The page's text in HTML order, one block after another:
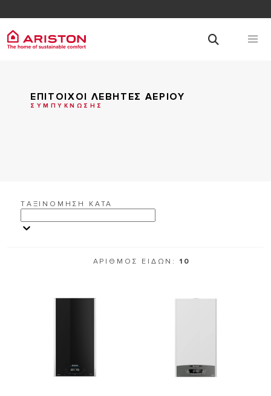
ΕΠΙΤΟΙΧΟΙ ΛΕΒΗΤΕΣ ΑΕΡΙΟΥ
ΣΥΜΠΥΚΝΩΣΗΣ
TΑΞΙΝΟΜΗΣΗ ΚΑΤΑ
ΑΡΙΘΜΟΣ ΕΙΔΩΝ: 10